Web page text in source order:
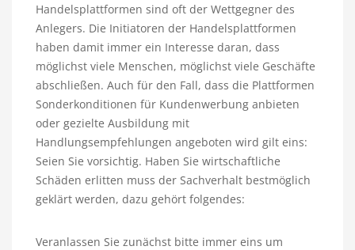
Handelsplattformen sind oft der Wettgegner des
Anlegers. Die Initiatoren der Handelsplattformen
haben damit immer ein Interesse daran, dass
möglichst viele Menschen, möglichst viele Geschäfte
abschließen. Auch für den Fall, dass die Plattformen
Sonderkonditionen für Kundenwerbung anbieten
oder gezielte Ausbildung mit
Handlungsempfehlungen angeboten wird gilt eins:
Seien Sie vorsichtig. Haben Sie wirtschaftliche
Schäden erlitten muss der Sachverhalt bestmöglich
geklärt werden, dazu gehört folgendes:
Veranlassen Sie zunächst bitte immer eins um